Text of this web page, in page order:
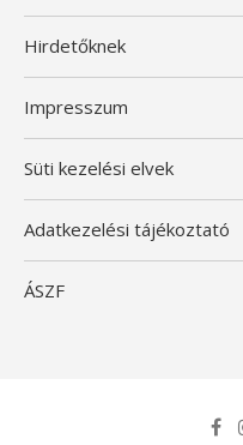
Hirdetőknek
Impresszum
Süti kezelési elvek
Adatkezelési tájékoztató
ÁSZF